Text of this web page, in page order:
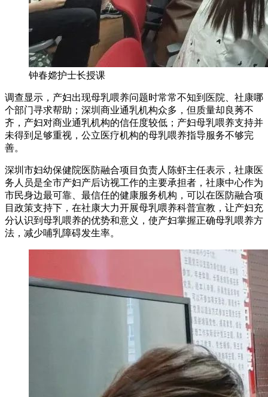
钟春嫦护士长授课
调查显示，产妇出现母乳喂养问题时常常不知到医院、社康哪
个部门寻求帮助；深圳商业通乳机构众多，但质量却良莠不
齐，产妇对商业通乳机构的信任度较低；产妇母乳喂养支持并
未得到足够重视，公立医疗机构的母乳喂养指导服务不够完
善。
深圳市妇幼保健院医防融合项目负责人陈虾主任表示，社康医
务人员是全市产妇产后访视工作的主要承担者，社康中心作为
市民身边最可靠、最信任的健康服务机构，可以在医防融合项
目政策支持下，在社康大力开展母乳喂养科普宣教，让产妇充
分认识到母乳喂养的优势和意义，使产妇掌握正确母乳喂养方
法，减少哺乳障碍发生率。